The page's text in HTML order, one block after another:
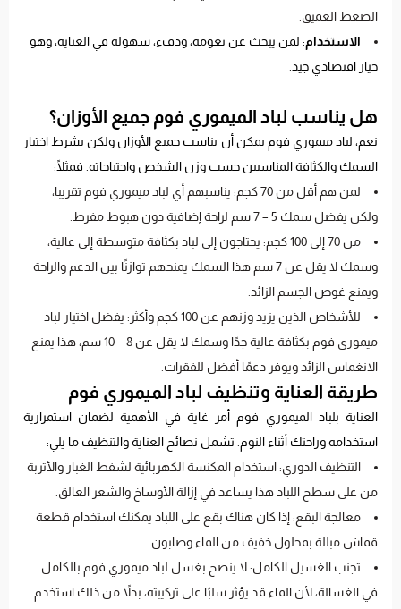
الضغط العميق.
الاستخدام: لمن يبحث عن نعومة، ودفء، سهولة في العناية، وهو
خيار اقتصادي جيد.
هل يناسب لباد الميموري فوم جميع الأوزان؟
نعم، لباد ميموري فوم يمكن أن يناسب جميع الأوزان ولكن بشرط اختيار
السمك والكثافة المناسبين حسب وزن الشخص واحتياجاته. فمثلًا:
لمن هم أقل من 70 كجم: يناسبهم أي لباد ميموري فوم تقريبا،
ولكن يفضل سمك 5 – 7 سم لراحة إضافية دون هبوط مفرط.
من 70 إلى 100 كجم: يحتاجون إلى لباد بكثافة متوسطة إلى عالية،
وسمك لا يقل عن 7 سم هذا السمك يمنحهم توازنًا بين الدعم والراحة
ويمنع غوص الجسم الزائد.
للأشخاص الذين يزيد وزنهم عن 100 كجم وأكثر: يفضل اختيار لباد
ميموري فوم بكثافة عالية جدًا وسمك لا يقل عن 8 – 10 سم، هذا يمنع
الانغماس الزائد ويوفر دعمًا أفضل للفقرات.
طريقة العناية وتنظيف لباد الميموري فوم
العناية بلباد الميموري فوم أمر غاية في الأهمية لضمان استمرارية
استخدامه وراحتك أثناء النوم. تشمل نصائح العناية والتنظيف ما يلي:
التنظيف الدوري: استخدام المكنسة الكهربائية لشفط الغبار والأتربة
من على سطح اللباد هذا يساعد في إزالة الأوساخ والشعر العالق.
معالجة البقع: إذا كان هناك بقع على اللباد يمكنك استخدام قطعة
قماش مبللة بمحلول خفيف من الماء وصابون.
تجنب الغسيل الكامل: لا ينصح بغسل لباد ميموري فوم بالكامل
في الغسالة، لأن الماء قد يؤثر سلبًا على تركيبته، بدلاً من ذلك استخدم